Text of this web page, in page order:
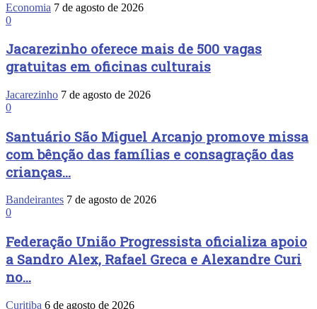
Economia 7 de agosto de 2026
0
Jacarezinho oferece mais de 500 vagas
gratuitas em oficinas culturais
Jacarezinho 7 de agosto de 2026
0
Santuário São Miguel Arcanjo promove missa
com bênção das famílias e consagração das
crianças...
Bandeirantes 7 de agosto de 2026
0
Federação União Progressista oficializa apoio
a Sandro Alex, Rafael Greca e Alexandre Curi
no...
Curitiba 6 de agosto de 2026